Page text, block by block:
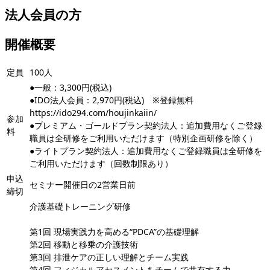
法人会員の方
開催概要
定員 100人
参加
料
●一般：3,300円(税込)
●IDO法人会員：2,970円(税込) ※登録無料
https://ido294.com/houjinkaiin/
●プレミアム・ゴールドプラン契約法人：追加費用なくご登録
職員は全研修をご利用いただけます（特別企画研修を除く）
●ライトプラン契約法人：追加費用なくご登録職員は全研修を
ご利用いただけます（回数制限あり）
申込
締切
セミナー開催日の2営業日前
介護基礎トレーニング研修
第1回 現場実践力を高める“PDCA”の基礎理解
第2回 移動と移乗の介護技術
第3回 排泄ケアの正しい理解とチーム実践